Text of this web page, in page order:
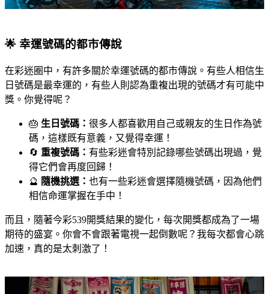
🌟 幸運號碼的都市傳說
在彩迷圈中，有許多關於幸運號碼的都市傳說。有些人相信生
日號碼是最幸運的，有些人則認為重複出現的號碼才有可能中
獎。你覺得呢？
🎂 生日號碼： 很多人都喜歡用自己或親友的生日作為號
碼，這樣既有意義，又覺得幸運！
🔄 重複號碼： 有些彩迷會特別記錄哪些號碼出現過，覺
得它們會再度回歸！
🔮 隨機挑選： 也有一些彩迷會選擇隨機號碼，因為他們
相信命運掌握在手中！
而且，隨著今彩539開獎結果的變化，每次開獎都成為了一場
期待的盛宴。你會不會跟著電視一起倒數呢？我每次都會心跳
加速，真的是太刺激了！